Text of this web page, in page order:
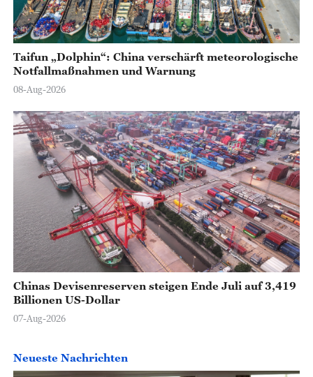
Taifun „Dolphin“: China verschärft meteorologische
Notfallmaßnahmen und Warnung
08-Aug-2026
Chinas Devisenreserven steigen Ende Juli auf 3,419
Billionen US-Dollar
07-Aug-2026
Neueste Nachrichten